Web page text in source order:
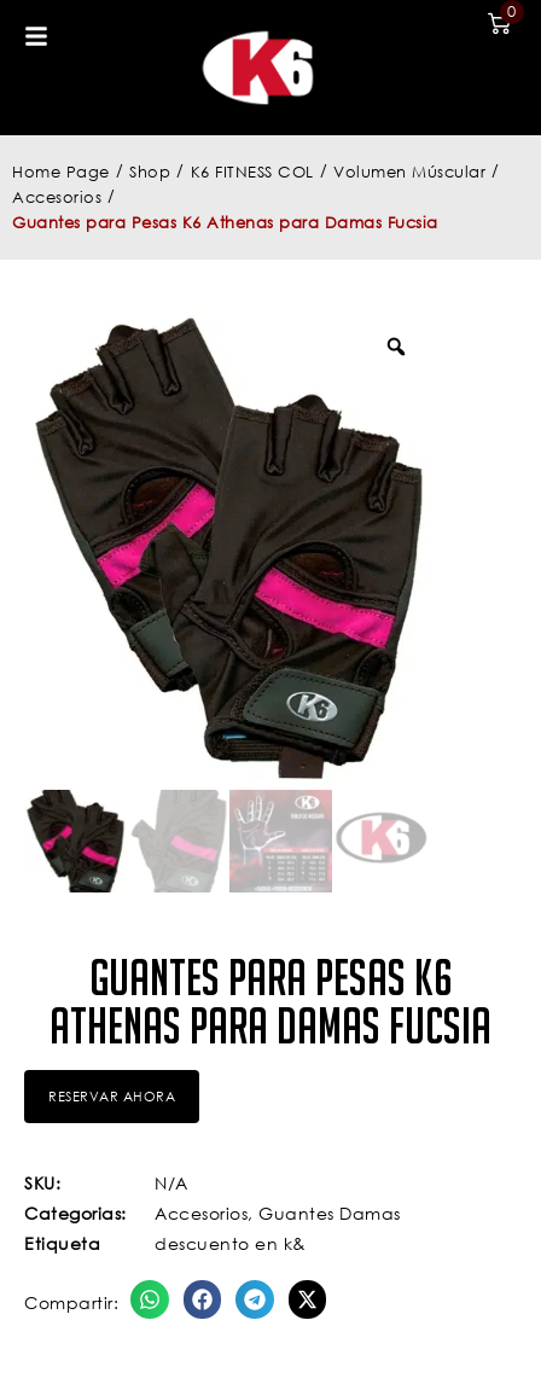
0
Home Page / Shop / K6 FITNESS COL / Volumen Múscular /
Accesorios /
Guantes para Pesas K6 Athenas para Damas Fucsia
Guantes para Pesas K6
Athenas para Damas Fucsia
SKU:
N/A
Categorias:
Accesorios, Guantes Damas
Etiqueta
descuento en k&
Compartir: